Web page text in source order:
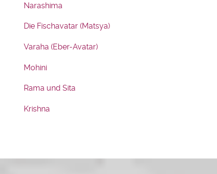
Narashima
Die Fischavatar (Matsya)
Varaha (Eber-Avatar)
Mohini
Rama und Sita
Krishna